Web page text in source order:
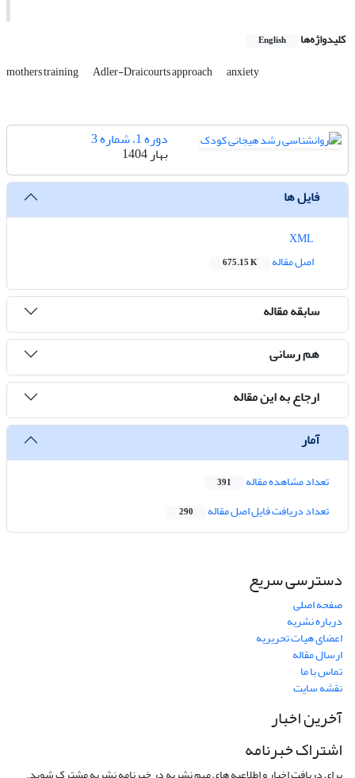
کلیدواژه‌ها English
mothers training Adler-Draicourts approach anxiety
دوره 1، شماره 3
بهار 1404
فایل ها
اصل مقاله
675.15 K
سابقه مقاله
هم رسانی
ارجاع به این مقاله
آمار
تعداد مشاهده مقاله 391
تعداد دریافت فایل اصل مقاله 290
دسترسی سریع
صفحه اصلی
درباره نشریه
اعضای هیات تحریریه
ارسال مقاله
تماس با ما
نقشه سایت
آخرین اخبار
اشتراک خبرنامه